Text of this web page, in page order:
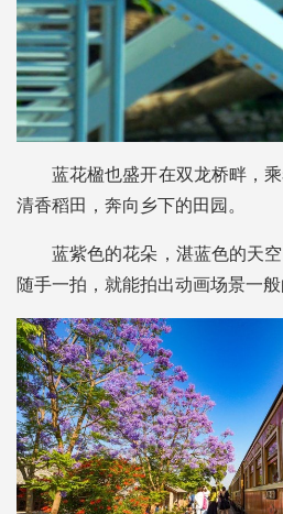
蓝花楹也盛开在双龙桥畔，
清香稻田， 奔向乡下的田园。
蓝紫色的花朵 ，湛蓝色的天
随手一拍，就能拍出动画场景一般